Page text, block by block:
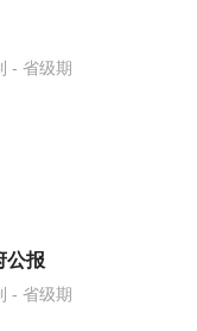
- 省级期
公报
- 省级期